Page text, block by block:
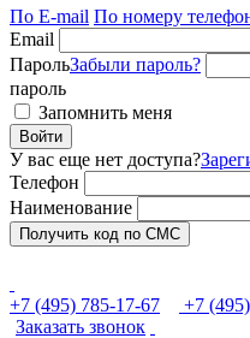
По E-mail По номеру
Email
ПарольЗабыли пароль?
пароль
Запомнить меня
Войти
У вас еще нет доступа?
Телефон
Наименование
Получить код по СМС
+7 (495) 785-17-67
+7
Заказать звонок